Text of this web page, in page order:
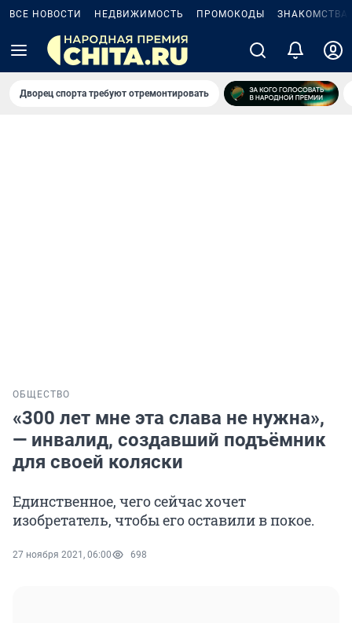
ВСЕ НОВОСТИ НЕДВИЖИМОСТЬ ПРОМОКОДЫ ЗНАКОМСТВА
Дворец спорта требуют отремонтировать
ОБЩЕСТВО
«300 лет мне эта слава не нужна»,
— инвалид, создавший подъёмник
для своей коляски
Единственное, чего сейчас хочет
изобретатель, чтобы его оставили в покое.
27 ноября 2021, 06:00 698